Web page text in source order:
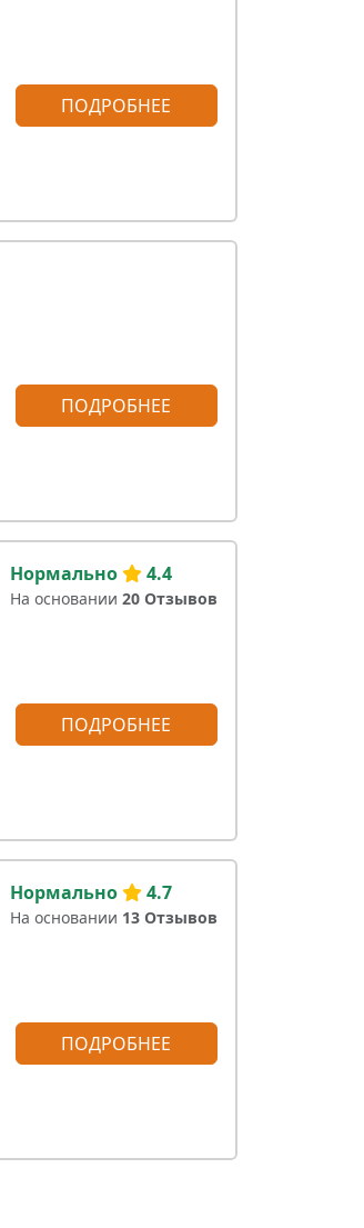
ПОДРОБНЕЕ
ПОДРОБНЕЕ
Нормально 4.4
На основании 20 Отзывов
ПОДРОБНЕЕ
Нормально 4.7
На основании 13 Отзывов
ПОДРОБНЕЕ